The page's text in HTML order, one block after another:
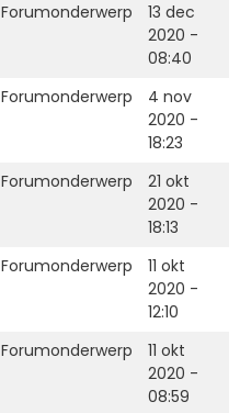
Forumonderwerp
13 dec
2020 -
08:40
Forumonderwerp
4 nov
2020 -
18:23
Forumonderwerp
21 okt
2020 -
18:13
Forumonderwerp
11 okt
2020 -
12:10
Forumonderwerp
11 okt
2020 -
08:59